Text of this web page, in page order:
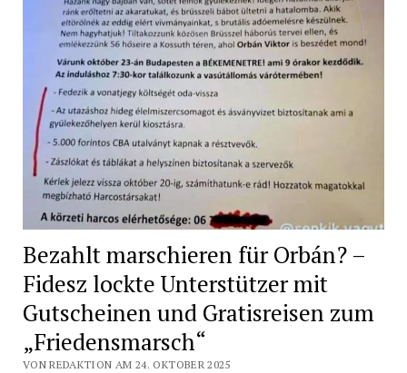
Bezahlt marschieren für Orbán? –
Fidesz lockte Unterstützer mit
Gutscheinen und Gratisreisen zum
„Friedensmarsch“
VON REDAKTION AM 24. OKTOBER 2025